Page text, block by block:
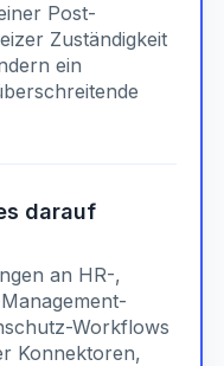
Post-
Zuständigkeit
ein
darauf
an HR-,
Workflows
Konnektoren,